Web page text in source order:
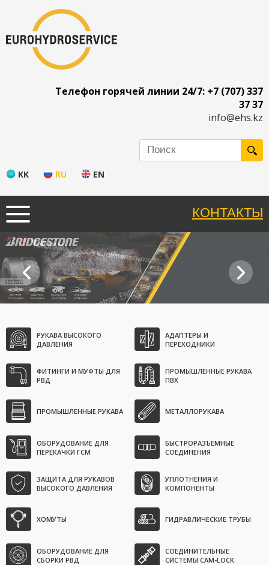
Телефон горячей линии 24/7: +7 (707) 337
37 37
info@ehs.kz
KK RU EN
КОНТАКТЫ
ОФИЦИАЛЬНЫЙ
YOKOHAMA
РЕСПУБЛИКЕ
КАЗАХСТАН
производства
РУКАВА ВЫСОКОГО
ДАВЛЕНИЯ
ФИТИНГИ И МУФТЫ ДЛЯ
РВД
ПРОМЫШЛЕННЫЕ РУКАВА
ОБОРУДОВАНИЕ ДЛЯ
ПЕРЕКАЧКИ ГСМ
АДАПТЕРЫ И
ПЕРЕХОДНИКИ
ПРОМЫШЛЕННЫЕ РУКАВА
ПВХ
МЕТАЛЛОРУКАВА
БЫСТРОРАЗЪЕМНЫЕ
СОЕДИНЕНИЯ
ЗАЩИТА ДЛЯ РУКАВОВ
ВЫСОКОГО ДАВЛЕНИЯ
ХОМУТЫ
ОБОРУДОВАНИЕ ДЛЯ
СБОРКИ РВД
УПЛОТНЕНИЯ И
КОМПОНЕНТЫ
ГИДРАВЛИЧЕСКИЕ ТРУБЫ
СОЕДИНИТЕЛЬНЫЕ
СИСТЕМЫ CAM-LOCK